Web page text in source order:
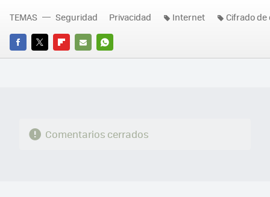
FACEBOOK
TWITTERFLIPBOARD
E-
WHATSAPP
TEMAS Seguridad Privacidad Internet Cifrado de
Comentarios cerrados